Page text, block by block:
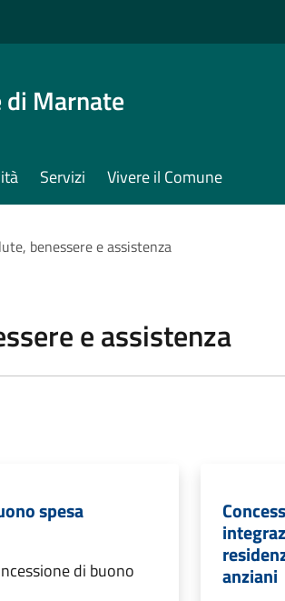
di Marnate
Servizi Vivere il Comune
benessere e assistenza
e assistenza
spesa
di buono
anziani